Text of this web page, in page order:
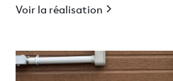
Voir la réalisation